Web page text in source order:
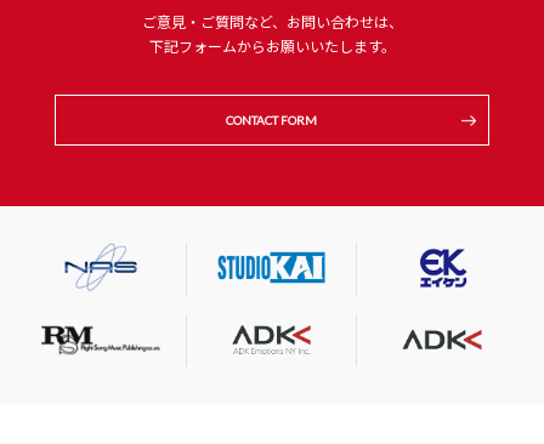
ご意見・ご質問など、お問い合わせは、
下記フォームからお願いいたします。
CONTACT FORM